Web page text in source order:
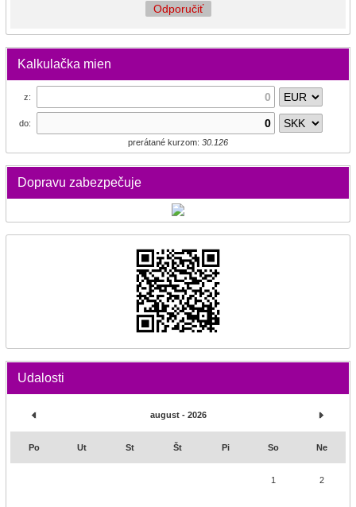
Odporučiť
Kalkulačka mien
z:
do:
prerátané kurzom: 30.126
Dopravu zabezpečuje
Udalosti
august - 2026
Po Ut St Št Pi So Ne
1 2